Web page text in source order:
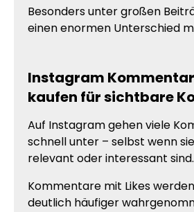
Besonders unter großen
einen enormen Unterschied
Instagram
kaufen für sichtbare
Auf Instagram gehen viele
schnell unter – selbst wenn
relevant oder interessant sind.
Kommentare mit Likes
deutlich häufiger